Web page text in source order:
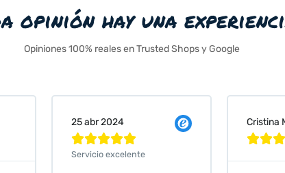
opinión hay una
Opiniones 100% reales en Trusted Shops y Google
Cristina Martin Serrano
 